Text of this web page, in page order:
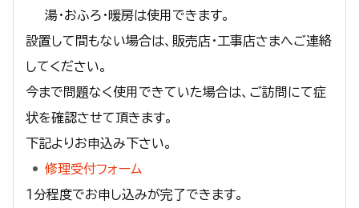
湯・おふろ・暖房は使用できます。
設置して間もない場合は、販売店・工事店さまへご連絡
してください。
今まで問題なく使用できていた場合は、ご訪問にて症
状を確認させて頂きます。
下記よりお申込み下さい。
修理受付フォーム
１分程度でお申し込みが完了できます。